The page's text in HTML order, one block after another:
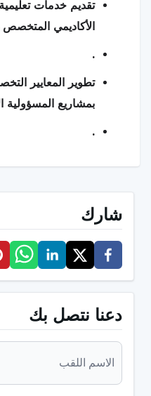
تقديم خدمات
الأكاديمي المتخصص
.
تطوير المعايير
بمشاريع المسؤولية
.
شارك
دعنا نتصل بك